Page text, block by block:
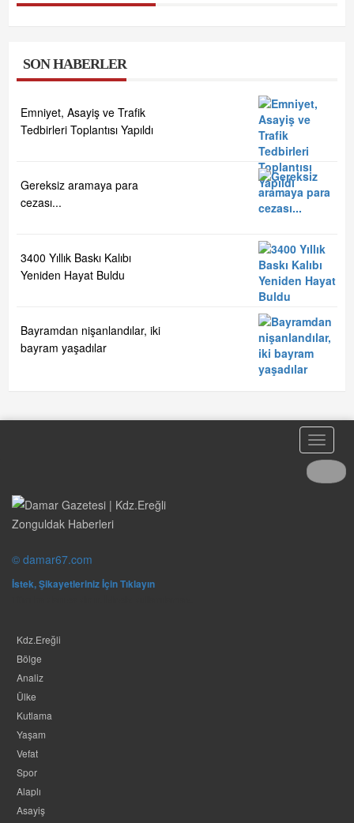
SON HABERLER
Emniyet, Asayiş ve Trafik
Tedbirleri Toplantısı Yapıldı
Gereksiz aramaya para
cezası...
3400 Yıllık Baskı Kalıbı
Yeniden Hayat Buldu
Bayramdan nişanlandılar, iki
bayram yaşadılar
Toggle
© damar67.com
İstek, Şikayetleriniz İçin Tıklayın
Kdz.Ereğli
Bölge
Analiz
Ülke
Kutlama
Yaşam
Vefat
Spor
Alaplı
Asayiş